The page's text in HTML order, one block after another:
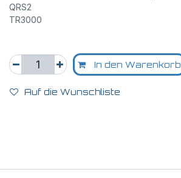
QRS2
TR3000
In den Warenkorb
Auf die Wunschliste